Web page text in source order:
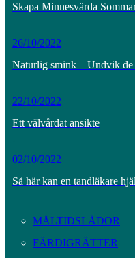
Skapa Minnesvärda
26/10/2022
Naturlig smink – Undvik de
22/10/2022
Ett välvårdat ansikte
02/10/2022
Så här kan en tandläkare
MÅLTIDSLÅDOR
FÄRDIGRÄTTER